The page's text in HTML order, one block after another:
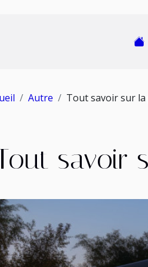
Autre Tout savoir sur
savoir